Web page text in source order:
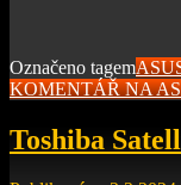
Označeno tagem
KOMENTÁŘNA
Toshiba